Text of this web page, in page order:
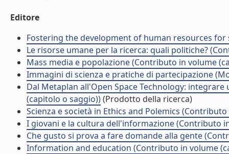
Editore
Fostering the development of human resources for
Le risorse umane per la ricerca: quali politiche?
Mass media e popolazione (Contributo in volume
Immagini di scienza e pratiche di partecipazione
Dal Metaplan all'Open Space Technology:
(capitolo o saggio))(Prodotto della ricerca)
Scienza e società in Ethics and Polemics
I giovani e la cultura dell'informazione (Contributo
Che gusto si prova a fare domande alla gente
Information and education (Contributo in volume